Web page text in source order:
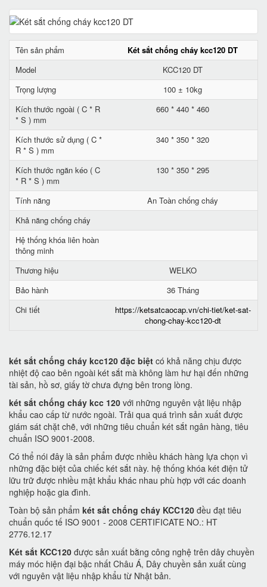
Tên sản phẩm
Két sắt chống cháy kcc120 DT
Model
KCC120 DT
Trọng lượng
100 ± 10kg
Kích thước ngoài ( C * R
* S ) mm
660 * 440 * 460
Kích thước sử dụng ( C *
R * S ) mm
340 * 350 * 320
Kích thước ngăn kéo ( C
* R * S ) mm
130 * 350 * 295
Tính năng
An Toàn chống cháy
Khả năng chống cháy
Hệ thống khóa liên hoàn
thông minh
Thương hiệu
WELKO
Bảo hành
36 Tháng
Chi tiết
https://ketsatcaocap.vn/chi-tiet/ket-sat-
chong-chay-kcc120-dt
két sắt chống cháy kcc120 đặc biệt có khả năng chịu được
nhiệt độ cao bên ngoài két sắt mà không làm hư hại đến những
tài sản, hồ sơ, giấy tờ chưa đựng bên trong lòng.
két sắt chống cháy kcc 120 với những nguyên vật liệu nhập
khẩu cao cấp từ nước ngoài. Trải qua quá trình sản xuất được
giám sát chặt chẽ, với những tiêu chuẩn két sắt ngân hàng, tiêu
chuẩn ISO 9001-2008.
Có thể nói đây là sản phẩm được nhiều khách hàng lựa chọn vì
những đặc biệt của chiếc két sắt này. hệ thống khóa két điện tử
lữu trữ được nhiều mật khẩu khác nhau phù hợp với các doanh
nghiệp hoặc gia đình.
Toàn bộ sản phẩm két sắt chống cháy KCC120 đều đạt tiêu
chuẩn quốc tế ISO 9001 - 2008 CERTIFICATE NO.: HT
2776.12.17
Két sắt KCC120 được sản xuất bằng công nghệ trên dây chuyền
máy móc hiện đại bậc nhất Châu Á, Dây chuyền sản xuất cùng
với nguyên vật liệu nhập khẩu từ Nhật bản.